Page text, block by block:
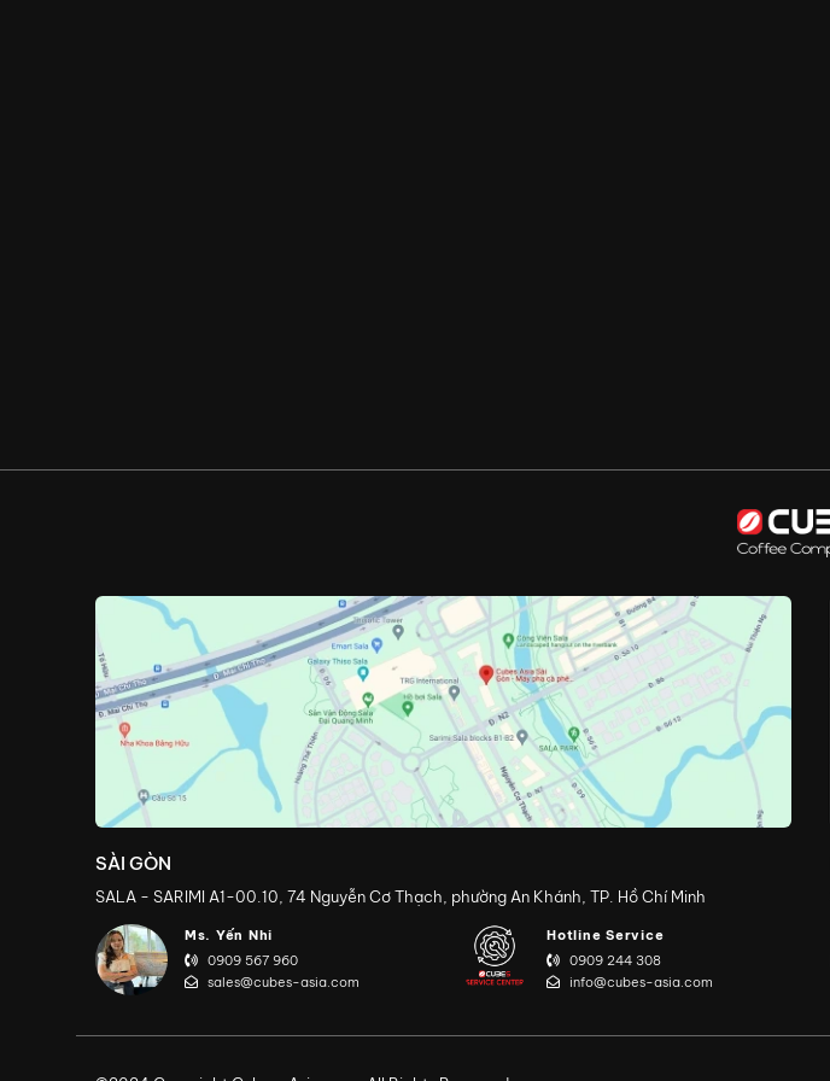
SÀI GÒN
SALA - SARIMI A1-00.10, 74 Nguyễn Cơ Thạch, phường An Khánh, TP. Hồ Chí Minh
Ms. Yến Nhi
0909 567 960
sales@cubes-asia.com
Hotline Service
0909 244 308
info@cubes-asia.com